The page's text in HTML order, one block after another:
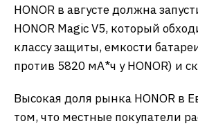
HONOR в августе должна
HONOR Magic V5, который
классу защиты, емкости
против 5820 мА*ч у HONOR) и
Высокая доля рынка HONOR в
том, что местные покупатели